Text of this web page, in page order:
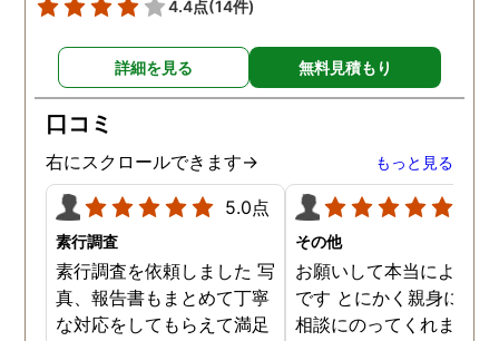
を頂いて、とても信頼出来
る探偵事務所さんだと、あ
らためて思いました。 事務
所の皆様にお世話になった
ので、クチコミの方書かせ
ていただきます。ありがと
うございました。
4.4点(14件)
詳細を見る 無料見積もり
口コミ
右にスクロールできます→ もっと見る
5.0点
素行調査
素行調査を依頼しました 写
真、報告書もまとめて丁寧
な対応をしてもらえて満足
その他
お願いして本当によかっ
です とにかく親身にな
相談にのってくれました